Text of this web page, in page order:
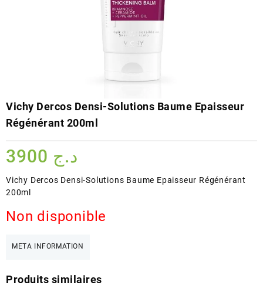
Vichy Dercos Densi-Solutions Baume Epaisseur
Régénérant 200ml
د.ج
Vichy Dercos Densi-Solutions Baume Epaisseur Régénérant
200ml
Non disponible
META INFORMATION
Produits similaires